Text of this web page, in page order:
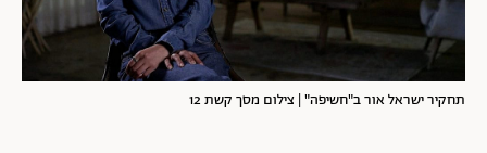
תחקיר ישראל אור ב"חשיפה" | צילום מסך קשת 12